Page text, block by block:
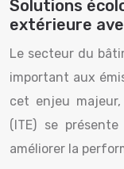
Solutions
extérieure
Le secteur du
important aux
cet enjeu majeur,
(ITE) se
améliorer la